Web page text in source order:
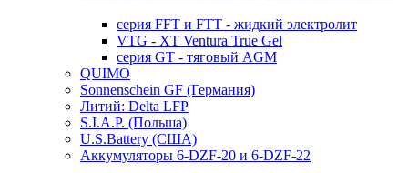
серия FFT и FTT - жидкий электролит
VTG - XT Ventura True Gel
серия GT - тяговый AGM
QUIMO
Sonnenschein GF (Германия)
Литий: Delta LFP
S.I.A.P. (Польша)
U.S.Battery (США)
Аккумуляторы 6-DZF-20 и 6-DZF-22